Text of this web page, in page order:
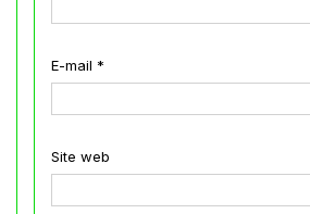
E-mail *
Site web